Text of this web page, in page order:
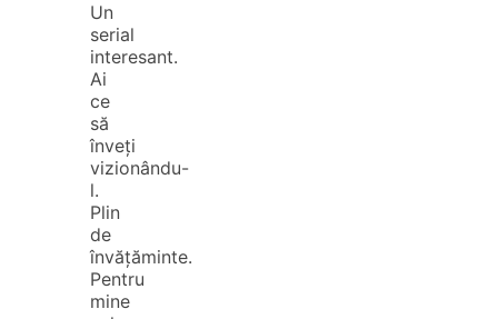
Un
serial
interesant.
Ai
ce
să
înveți
vizionându-
l.
Plin
de
învățăminte.
Pentru
mine